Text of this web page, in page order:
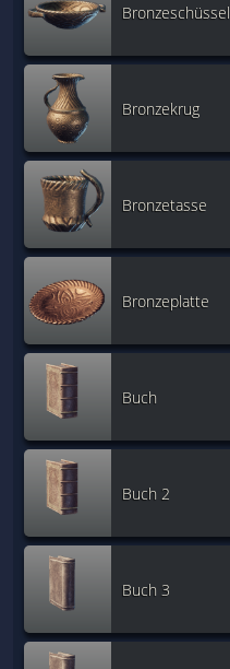
Bronzeschüssel
Bronzekrug
Bronzetasse
Bronzeplatte
Buch
Buch 2
Buch 3